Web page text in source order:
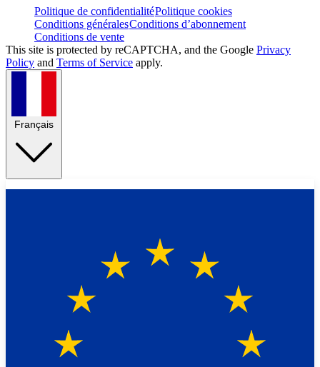
Politique de confidentialitéPolitique cookies
Conditions généralesConditions d’abonnement
Conditions de vente
This site is protected by reCAPTCHA, and the Google Privacy
Policy and Terms of Service apply.
Français